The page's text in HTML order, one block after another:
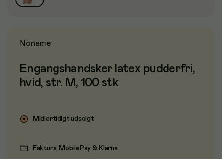
Noname
Engangshandsker latex pudderfri,
hvid, str. M, 100 stk
Midlertidigt udsolgt
Faktura, MobilePay & Klarna